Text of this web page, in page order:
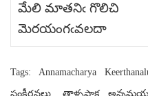
మేలి మాతనిఁ గొలిచి
మెరయంగఁవలదా
Tags: Annamacharya
సంకీర్తనలు, తాళ్ళపాక